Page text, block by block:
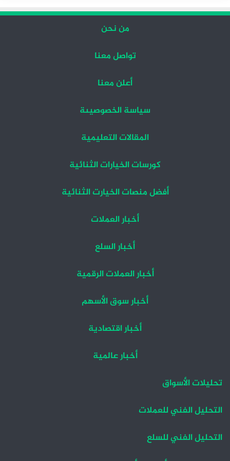
من نحن
تواصل معنا
أعلن معنا
سياسة الخصوصيىة
المقالات التعليمية
كورسات الخيارات الثنائية
أفضل منصات الخيارت الثنائية
أخبار العملات
أخبار السلع
أخبار العملات الرقمية
أخبار سوق الأسهم
أخبار اقتصادية
أخبار عالمية
تحليلات الأسواق
التحليل الفني للعملات
التحليل الفني للسلع